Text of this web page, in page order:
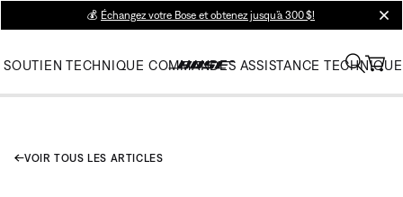
💰 Échangez votre Bose et obtenez jusqu’à 300 $!
SOUTIEN TECHNIQUE COMMANDES ASSISTANCE TECHNIQUE
VOIR TOUS LES ARTICLES